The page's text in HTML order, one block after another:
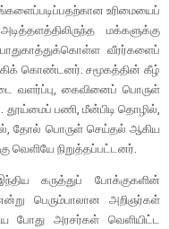
உரிமையைப்
மக்களுக்கு
வீரர்களைப்
கொண்டனர். சமூகத்தின் கீழ்
வளர்ப்பு, கைவினைப் பொருள்
பணி, மீன்பிடி தொழில்,
தோல் பொருள் செய்தல் ஆகிய
வெளியே நிறுத்தப்பட்டனர்.
கருத்துப் போக்குகளின்
பெரும்பாலான அறிஞர்கள்
போது அரசர்கள் வெளியிட்ட